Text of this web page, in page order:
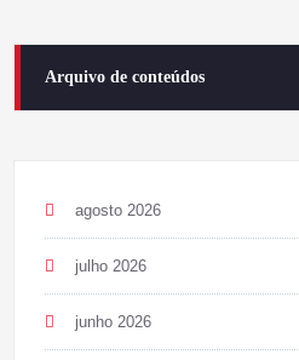
Arquivo de conteúdos
agosto 2026
julho 2026
junho 2026